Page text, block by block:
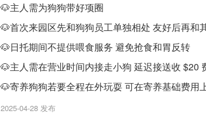
🐶主人需为狗狗带好项圈
🐶首次来园区先和狗狗员工单独相处 友好后再和
🐶日托期间不提供喂食服务 避免抢食和胃反转
🐶主人需在营业时间内接走小狗 延迟接送收 $20
🐶寄养狗狗若要全程在外玩耍 可在寄养基础费用
2025-04-28 发布